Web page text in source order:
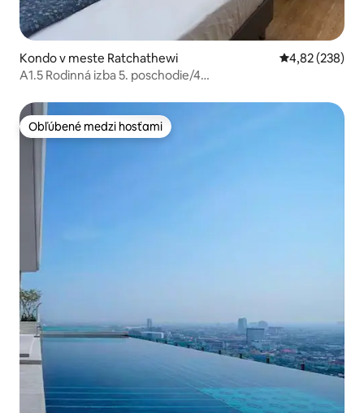
Kondo v meste Ratchathewi Priemerné
4,82 (238)
A1.5 Rodinná izba 5. poschodie/4
Obľúbené medzi hosťami
Obľúbené medzi hosťami